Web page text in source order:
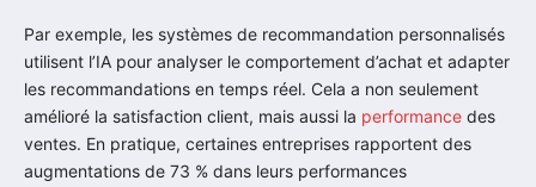
Par exemple, les systèmes de recommandation personnalisés
utilisent l’IA pour analyser le comportement d’achat et adapter
les recommandations en temps réel. Cela a non seulement
amélioré la satisfaction client, mais aussi la performance des
ventes. En pratique, certaines entreprises rapportent des
augmentations de 73 % dans leurs performances